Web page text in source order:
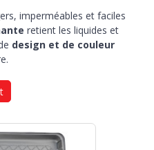
imperméables et faciles
retient les liquides et
design et de couleur